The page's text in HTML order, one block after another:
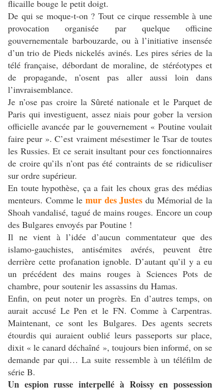
flicaille bouge le petit doigt.
De qui se moque-t-on ? Tout ce cirque ressemble à une
provocation organisée par quelque officine
gouvernementale barbouzarde, ou à l’initiative insensée
d’un trio de Pieds nickelés avinés. Les pires séries de la
télé française, débordant de moraline, de stéréotypes et
de propagande, n’osent pas aller aussi loin dans
l’invraisemblance.
Je n’ose pas croire la Sûreté nationale et le Parquet de
Paris qui investiguent, assez niais pour gober la version
officielle avancée par le gouvernement « Poutine voulait
faire peur ». C’est vraiment mésestimer le Tsar de toutes
les Russies. Et ce serait insultant pour ces fonctionnaires
de croire qu’ils n’ont pas été contraints de se ridiculiser
sur ordre supérieur.
En toute hypothèse, ça a fait les choux gras des médias
menteurs. Comme le mur des Justes du Mémorial de la
Shoah vandalisé, tagué de mains rouges. Encore un coup
des Bulgares envoyés par Poutine !
Il ne vient à l’idée d’aucun commentateur que des
islamo-gauchistes, antisémites avérés, peuvent être
derrière cette profanation ignoble. D’autant qu’il y a eu
un précédent des mains rouges à Sciences Pots de
chambre, pour soutenir les assassins du Hamas.
Enfin, on peut noter un progrès. En d’autres temps, on
aurait accusé Le Pen et le FN. Comme à Carpentras.
Maintenant, ce sont les Bulgares. Des agents secrets
étourdis qui auraient oublié leurs passeports sur place,
dixit « le canard déchaîné », toujours bien informé, on se
demande par qui… La suite ressemble à un téléfilm de
série B.
Un espion russe interpellé à Roissy en possession